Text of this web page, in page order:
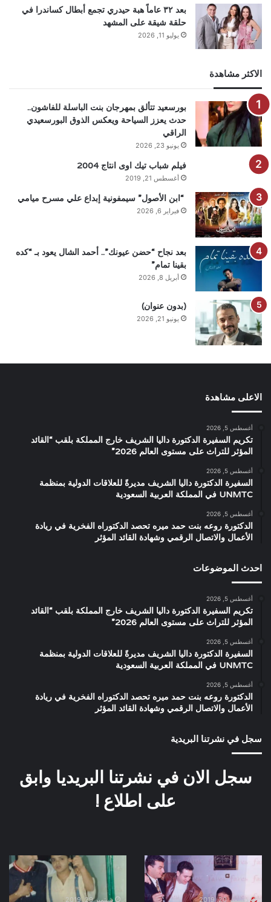
بعد ٣٢ عاماً هبة حيدري تجمع أبطال كساندرا في
حلقة شيقة على المشهد
يوليو 11, 2026
الاكثر مشاهدة
بورسعيد تتألق بمهرجان بنت الباسلة للفاشون..
حدث يعزز السياحة ويعكس الذوق البورسعيدي
الراقي
يونيو 23, 2026
فيلم شباب تيك اوى انتاج 2004
أغسطس 21, 2019
“ابن الأصول” سيمفونية إبداع علي مسرح ميامي
فبراير 6, 2026
بعد نجاح “حضن عيونك”.. أحمد الشال يعود بـ “كده
بقينا تمام”
أبريل 8, 2026
(بدون عنوان)
يونيو 21, 2026
الاعلى مشاهدة
أغسطس 5, 2026
تكريم السفيرة الدكتورة داليا الشريف خارج المملكة بلقب “القائد
المؤثر للتراث على مستوى العالم 2026”
أغسطس 5, 2026
السفيرة الدكتورة داليا الشريف مديرةً للعلاقات الدولية بمنظمة
UNMTC في المملكة العربية السعودية
أغسطس 5, 2026
الدكتورة روعه بنت حمد ميره تحصد الدكتوراه الفخرية في ريادة
الأعمال والاتصال الرقمي وشهادة القائد المؤثر
احدث الموضوعات
أغسطس 5, 2026
تكريم السفيرة الدكتورة داليا الشريف خارج المملكة بلقب “القائد
المؤثر للتراث على مستوى العالم 2026”
أغسطس 5, 2026
السفيرة الدكتورة داليا الشريف مديرةً للعلاقات الدولية بمنظمة
UNMTC في المملكة العربية السعودية
أغسطس 5, 2026
الدكتورة روعه بنت حمد ميره تحصد الدكتوراه الفخرية في ريادة
الأعمال والاتصال الرقمي وشهادة القائد المؤثر
سجل في نشرتنا البريدية
سجل الان في نشرتنا البريديا وابق
على اطلاع !
ابو
ديسمبر 20, 2019
بوستر
فيلم
صعيدى
فى سبتمبر 29, 2019